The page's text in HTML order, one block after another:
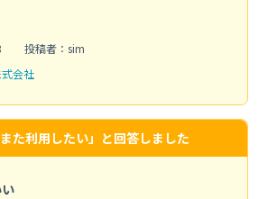
投稿者：sim
会社
また利用したい」と回答しました